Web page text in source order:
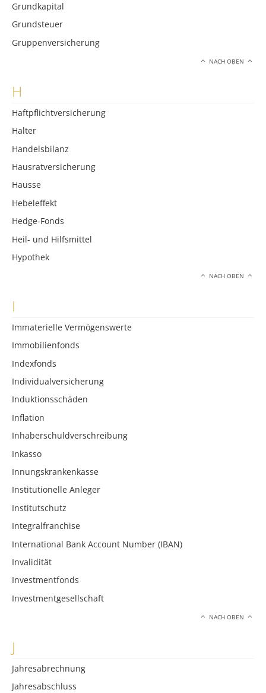
Grundkapital
Grundsteuer
Gruppenversicherung
NACH OBEN
H
Haftpflichtversicherung
Halter
Handelsbilanz
Hausratversicherung
Hausse
Hebeleffekt
Hedge-Fonds
Heil- und Hilfsmittel
Hypothek
NACH OBEN
I
Immaterielle Vermögenswerte
Immobilienfonds
Indexfonds
Individualversicherung
Induktionsschäden
Inflation
Inhaberschuldverschreibung
Inkasso
Innungskrankenkasse
Institutionelle Anleger
Institutschutz
Integralfranchise
International Bank Account Number (IBAN)
Invalidität
Investmentfonds
Investmentgesellschaft
NACH OBEN
J
Jahresabrechnung
Jahresabschluss